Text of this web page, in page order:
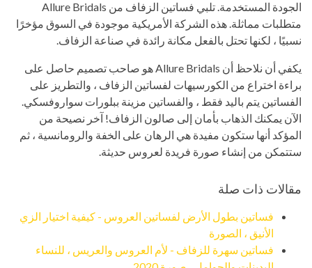
الجودة المستخدمة. تلبي فساتين الزفاف من Allure Bridals
متطلبات مماثلة. هذه الشركة الأمريكية موجودة في السوق مؤخرًا
نسبيًا ، لكنها تحتل بالفعل مكانة رائدة في صناعة الزفاف.
يكفي أن نلاحظ أن Allure Bridals هو صاحب تصميم حاصل على
براءة اختراع من الكورسيهات لفساتين الزفاف ، والتطريز على
الفساتين يتم باليد فقط ، والفساتين مزينة ببلورات سواروفسكي.
الآن يمكنك الذهاب بأمان إلى صالون الزفاف! آخر نصيحة من
المؤكد أنها ستكون مفيدة هي الرهان على الخفة والرومانسية ، ثم
ستتمكن من إنشاء صورة فريدة لعروس حديثة.
مقالات ذات صلة
فساتين بطول الأرض لفساتين العروس - كيفية اختيار الزي
الأنيق ، الصورة
فساتين سهرة للزفاف - لأم العروس والعريس ، للنساء